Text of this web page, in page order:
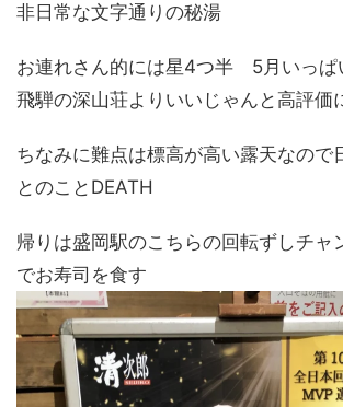
非日常な文字通りの秘湯
お連れさん的には星4つ半 5月いっぱ
飛騨の深山荘よりいいじゃんと高評価
ちなみに難点は標高が高い露天なので
とのことDEATH
帰りは盛岡駅のこちらの回転ずしチャ
でお寿司を食す